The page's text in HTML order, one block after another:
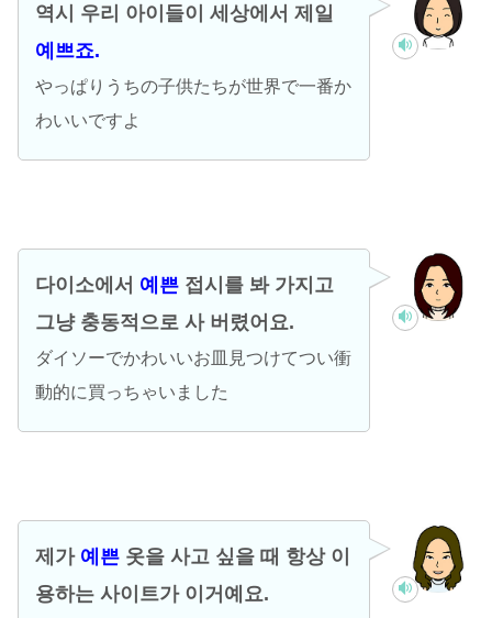
역시 우리 아이들이 세상에서 제일
예쁘죠.
やっぱりうちの子供たちが世界で一番か
わいいですよ
다이소에서 예쁜접시를 봐 가지고
그냥 충동적으로 사 버렸어요.
ダイソーでかわいいお皿見つけてつい衝
動的に買っちゃいました
제가 예쁜옷을 사고 싶을 때 항상 이
용하는 사이트가 이거예요.